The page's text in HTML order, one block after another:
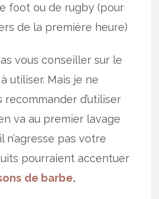
foot ou de rugby (pour
de la première heure)
vous conseiller sur le
utiliser. Mais je ne
recommander d’utiliser
va au premier lavage
n’agresse pas votre
pourraient accentuer
de barbe.